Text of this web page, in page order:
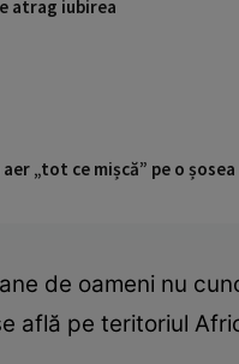
atrag iubirea
„tot ce mișcă” pe o
de oameni nu
află pe teritoriul